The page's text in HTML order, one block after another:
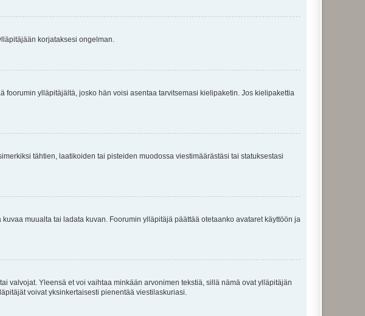
korjataksesi ongelman.
ylläpitäjältä, josko hän voisi asentaa tarvitsemasi kielipaketin. Jos kielipakettia
tähtien, laatikoiden tai pisteiden muodossa viestimäärästäsi tai statuksestasi
muualta tai ladata kuvan. Foorumin ylläpitäjä päättää otetaanko avataret käyttöön ja
valvojat. Yleensä et voi vaihtaa minkään arvonimen tekstiä, sillä nämä ovat ylläpitäjän
voivat yksinkertaisesti pienentää viestilaskuriasi.